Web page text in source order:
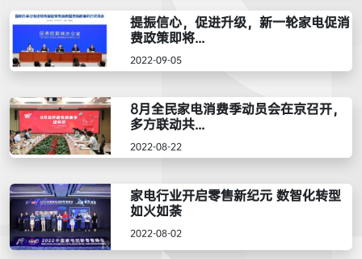
提振信心，促进升级，新一轮家电促消
费政策即将...
2022-09-05
8月全民家电消费季动员会在京召开，
多方联动共...
2022-08-22
家电行业开启零售新纪元 数智化转型
如火如荼
2022-08-02